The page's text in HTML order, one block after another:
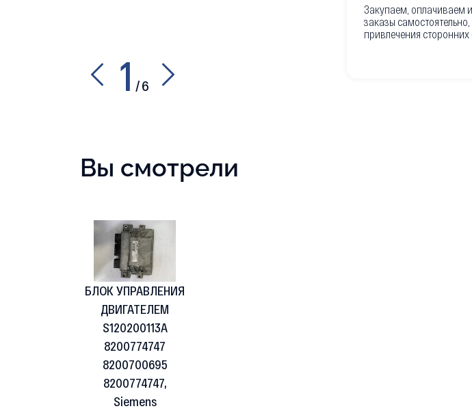
1 /6
Закупаем, оплачиваем
заказы самостоятельно,
привлечения сторонних
Вы смотрели
БЛОК УПРАВЛЕНИЯ
ДВИГАТЕЛЕМ
S120200113A
8200774747
8200700695
8200774747,
Siemens